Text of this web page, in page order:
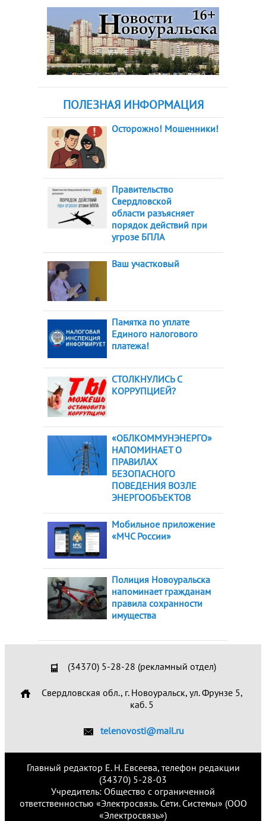
ПОЛЕЗНАЯ ИНФОРМАЦИЯ
Осторожно! Мошенники!
Правительство
Свердловской
области разъясняет
порядок действий при
угрозе БПЛА
Ваш участковый
Памятка по уплате
Единого налогового
платежа!
СТОЛКНУЛИСЬ С
КОРРУПЦИЕЙ?
«ОБЛКОММУНЭНЕРГО»
НАПОМИНАЕТ О
ПРАВИЛАХ
БЕЗОПАСНОГО
ПОВЕДЕНИЯ ВОЗЛЕ
ЭНЕРГООБЪЕКТОВ
Мобильное приложение
«МЧС России»
Полиция Новоуральска
напоминает гражданам
правила сохранности
имущества
(34370) 5-28-28 (рекламный отдел)
Свердловская обл., г. Новоуральск, ул. Фрунзе 5,
каб. 5
telenovosti@mail.ru
Главный редактор Е. Н. Евсеева, телефон редакции
(34370) 5-28-03
Учредитель: Общество с ограниченной
ответственностью «Электросвязь. Сети. Системы» (ООО
«Электросвязь»)